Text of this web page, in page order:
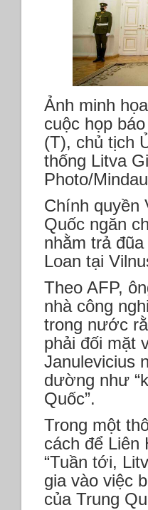
Ảnh minh
cuộc họp
(T), chủ tịch
thống Litva
Photo/
Chính quyền
Quốc ngăn
nhằm trả
Loan tại
Theo AFP,
nhà công
trong nước
phải đối mặt
Janulevicius
dường như
Quốc”.
Trong một
cách để Liên
“Tuần tới,
gia vào việc
của Trung